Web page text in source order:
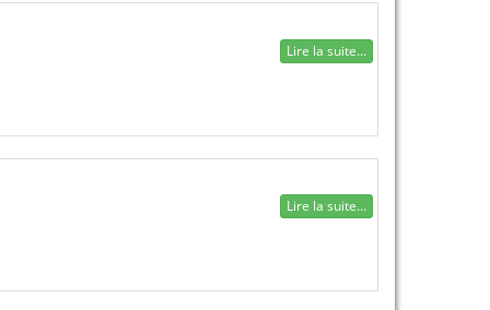
Lire la suite...
Lire la suite...